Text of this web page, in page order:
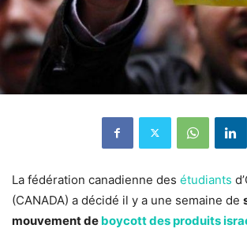
La fédération canadienne des étudiants
(CANADA) a décidé il y a une semaine de
mouvement de boycott des produits